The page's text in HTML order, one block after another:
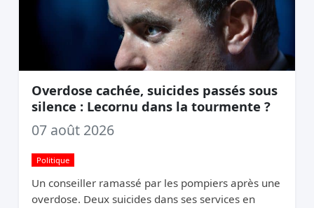
Overdose cachée, suicides passés sous
silence : Lecornu dans la tourmente ?
07 août 2026
Politique
Un conseiller ramassé par les pompiers après une
overdose. Deux suicides dans ses services en